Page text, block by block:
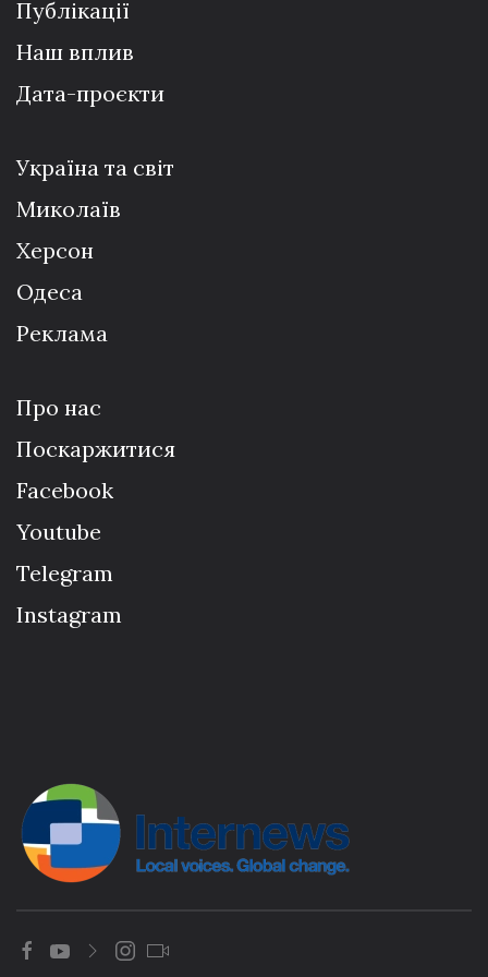
Публікації
Наш вплив
Дата-проєкти
Україна та світ
Миколаїв
Херсон
Одеса
Реклама
Про нас
Поскаржитися
Facebook
Youtube
Telegram
Instagram